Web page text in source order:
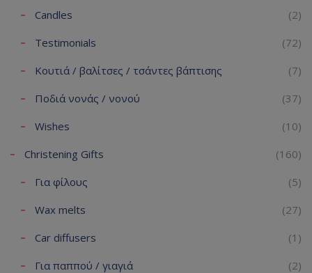
Candles
(2)
Testimonials
(72)
Κουτιά / βαλίτσες / τσάντες βάπτισης
(7)
Ποδιά νονάς / νονού
(37)
Wishes
(10)
Christening Gifts
(160)
Για φίλους
(5)
Wax melts
(27)
Car diffusers
(1)
Για παππού / γιαγιά
(2)